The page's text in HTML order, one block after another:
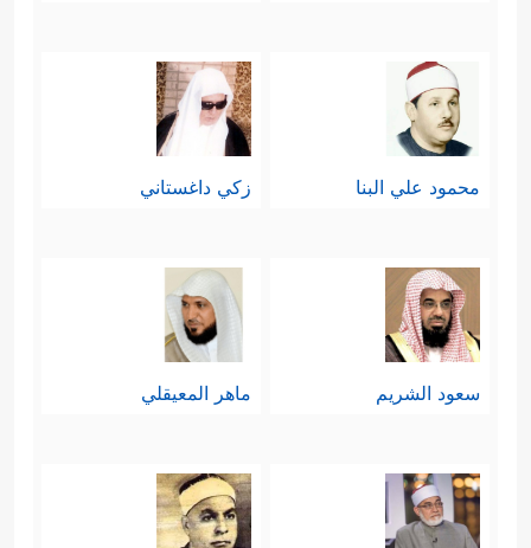
محمود علي البنا زكي داغستاني
سعود الشريم ماهر المعيقلي